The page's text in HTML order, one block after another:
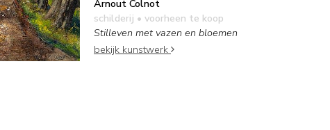
Arnout Colnot
schilderij • voorheen te koop
Stilleven met vazen en bloemen
bekijk kunstwerk